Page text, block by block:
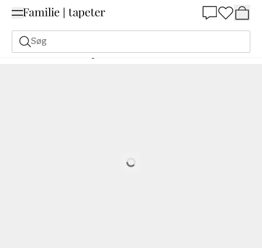
Søg
Malerfarve Bestilling Udfra NCS Bestil efter NCS 4050-R
Loading…